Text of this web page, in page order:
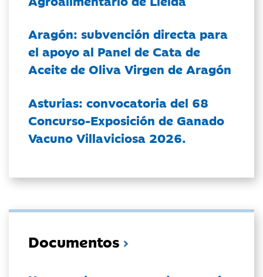
Aragón: subvención directa para
el apoyo al Panel de Cata de
Aceite de Oliva Virgen de Aragón
Asturias: convocatoria del 68
Concurso-Exposición de Ganado
Vacuno Villaviciosa 2026.
Documentos